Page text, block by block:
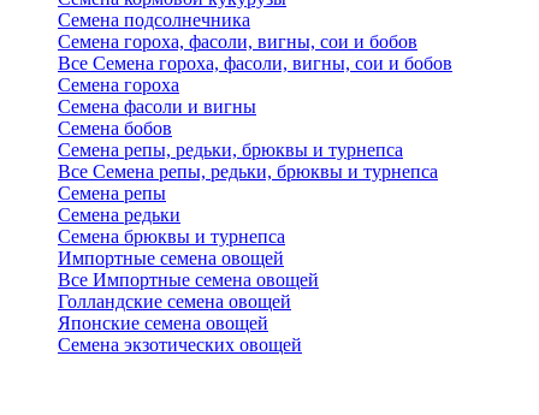
Семена подсолнечника
Семена гороха, фасоли, вигны, сои и бобов
Все Семена гороха, фасоли, вигны, сои и бобов
Семена гороха
Семена фасоли и вигны
Семена бобов
Семена репы, редьки, брюквы и турнепса
Все Семена репы, редьки, брюквы и турнепса
Семена репы
Семена редьки
Семена брюквы и турнепса
Импортные семена овощей
Все Импортные семена овощей
Голландские семена овощей
Японские семена овощей
Семена экзотических овощей